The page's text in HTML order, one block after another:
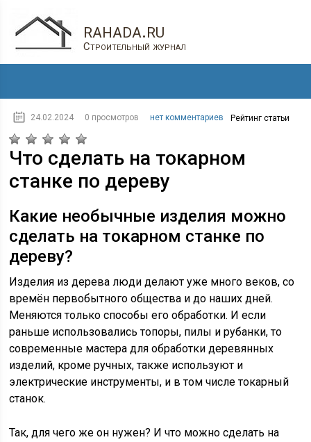
rahada.ru
Строительный журнал
24.02.2024 0 просмотров нет комментариев Рейтинг статьи
Что сделать на токарном
станке по дереву
Какие необычные изделия можно
сделать на токарном станке по
дереву?
Изделия из дерева люди делают уже много веков, со
времён первобытного общества и до наших дней.
Меняются только способы его обработки. И если
раньше использовались топоры, пилы и рубанки, то
современные мастера для обработки деревянных
изделий, кроме ручных, также используют и
электрические инструменты, и в том числе токарный
станок.
Так, для чего же он нужен? И что можно сделать на